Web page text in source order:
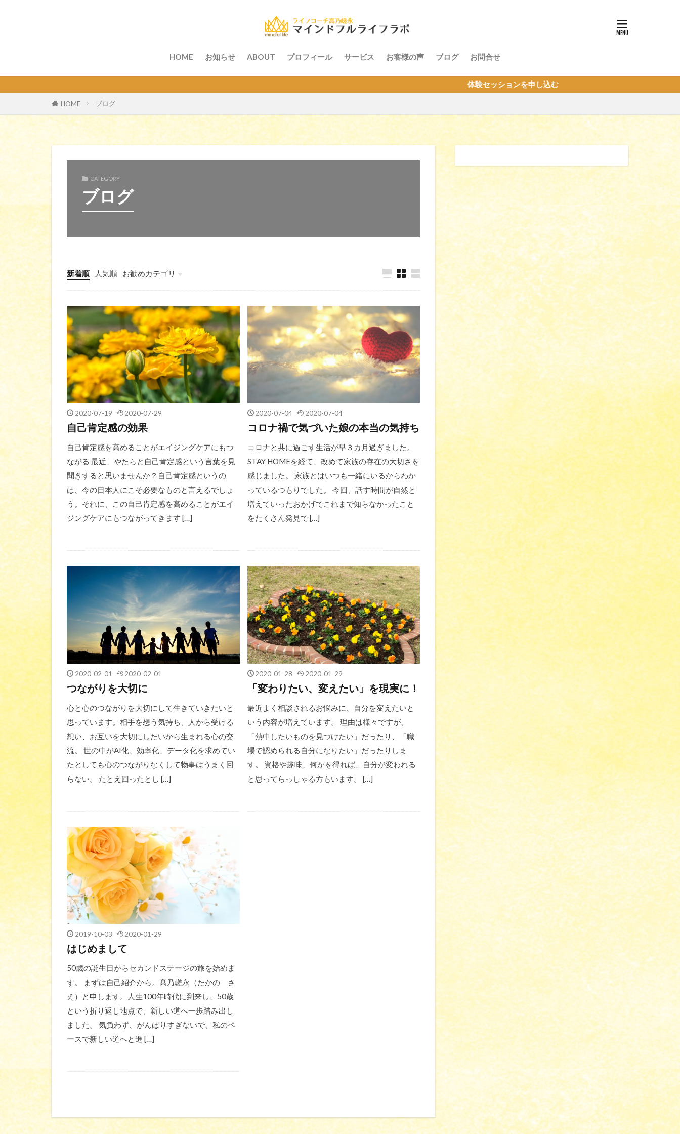
HOME お知らせ ABOUT プロフィール サービス お客様の声 ブログ お問合せ
体験セッションを申し込む
HOME ブログ
CATEGORY
ブログ
新着順 人気順
お勧めカテゴリ
ブログ
2020-07-19 2020-07-29
自己肯定感の効果
自己肯定感を高めることがエイジングケアにもつ
ながる 最近、やたらと自己肯定感という言葉を見
聞きすると思いませんか？自己肯定感というの
は、今の日本人にこそ必要なものと言えるでしょ
う。それに、この自己肯定感を高めることがエイ
ジングケアにもつながってきます […]
2020-07-04 2020-07-04
コロナ禍で気づいた娘の本当の気持ち
コロナと共に過ごす生活が早３カ月過ぎました。
STAY HOMEを経て、改めて家族の存在の大切さを
感じました。 家族とはいつも一緒にいるからわか
っているつもりでした。 今回、話す時間が自然と
増えていったおかげでこれまで知らなかったこと
をたくさん発見で […]
2020-02-01 2020-02-01
つながりを大切に
心と心のつながりを大切にして生きていきたいと
思っています。相手を想う気持ち、人から受ける
想い、お互いを大切にしたいから生まれる心の交
流。 世の中がAI化、効率化、データ化を求めてい
たとしても心のつながりなくして物事はうまく回
らない。 たとえ回ったとし […]
2020-01-28 2020-01-29
「変わりたい、変えたい」を現実に！
最近よく相談されるお悩みに、自分を変えたいと
いう内容が増えています。 理由は様々ですが、
「熱中したいものを見つけたい」だったり、「職
場で認められる自分になりたい」だったりしま
す。 資格や趣味、何かを得れば、自分が変われる
と思ってらっしゃる方もいます。 […]
2019-10-03 2020-01-29
はじめまして
50歳の誕生日からセカンドステージの旅を始めま
す。 まずは自己紹介から。髙乃嵯永（たかの さ
え）と申します。人生100年時代に到来し、50歳
という折り返し地点で、新しい道へ一歩踏み出し
ました。 気負わず、がんばりすぎないで、私のペ
ースで新しい道へと進 […]